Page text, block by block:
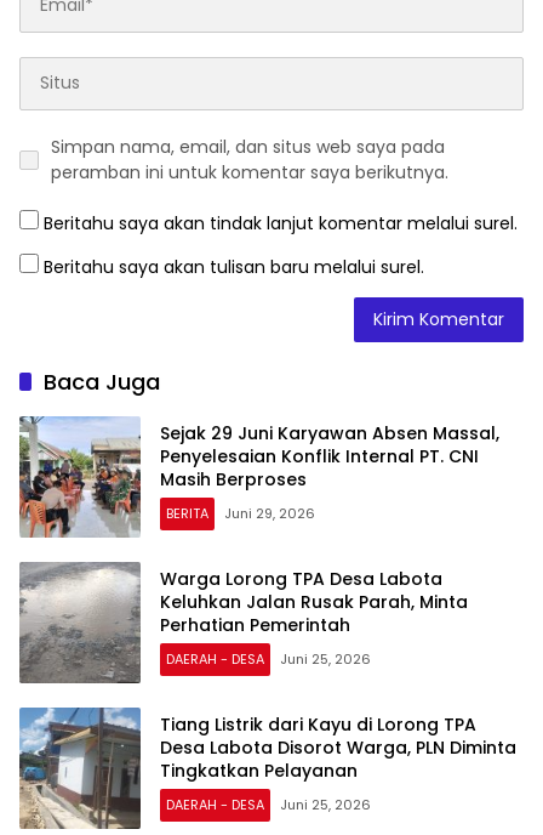
Simpan nama, email, dan situs web saya pada
peramban ini untuk komentar saya berikutnya.
Beritahu saya akan tindak lanjut komentar melalui surel.
Beritahu saya akan tulisan baru melalui surel.
Baca Juga
Sejak 29 Juni Karyawan Absen Massal,
Penyelesaian Konflik Internal PT. CNI
Masih Berproses
BERITA Juni 29, 2026
Warga Lorong TPA Desa Labota
Keluhkan Jalan Rusak Parah, Minta
Perhatian Pemerintah
DAERAH - DESA Juni 25, 2026
Tiang Listrik dari Kayu di Lorong TPA
Desa Labota Disorot Warga, PLN Diminta
Tingkatkan Pelayanan
DAERAH - DESA Juni 25, 2026